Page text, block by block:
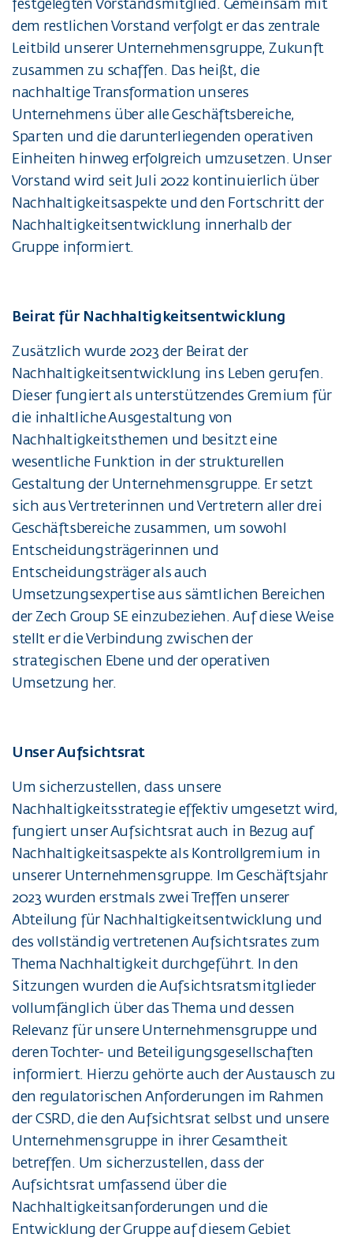
festgelegten Vorstandsmitglied. Gemeinsam mit
dem restlichen Vorstand verfolgt er das zentrale
Leitbild unserer Unternehmensgruppe, Zukunft
zusammen zu schaffen. Das heißt, die
nachhaltige Transformation unseres
Unternehmens über alle Geschäftsbereiche,
Sparten und die darunterliegenden operativen
Einheiten hinweg erfolgreich umzusetzen. Unser
Vorstand wird seit Juli 2022 kontinuierlich über
Nachhaltigkeitsaspekte und den Fortschritt der
Nachhaltigkeitsentwicklung innerhalb der
Gruppe informiert.
Beirat für Nachhaltigkeitsentwicklung
Zusätzlich wurde 2023 der Beirat der
Nachhaltigkeitsentwicklung ins Leben gerufen.
Dieser fungiert als unterstützendes Gremium für
die inhaltliche Ausgestaltung von
Nachhaltigkeitsthemen und besitzt eine
wesentliche Funktion in der strukturellen
Gestaltung der Unternehmensgruppe. Er setzt
sich aus Vertreterinnen und Vertretern aller drei
Geschäftsbereiche zusammen, um sowohl
Entscheidungsträgerinnen und
Entscheidungsträger als auch
Umsetzungsexpertise aus sämtlichen Bereichen
der Zech Group SE einzubeziehen. Auf diese Weise
stellt er die Verbindung zwischen der
strategischen Ebene und der operativen
Umsetzung her.
Unser Aufsichtsrat
Um sicherzustellen, dass unsere
Nachhaltigkeitsstrategie effektiv umgesetzt wird,
fungiert unser Aufsichtsrat auch in Bezug auf
Nachhaltigkeitsaspekte als Kontrollgremium in
unserer Unternehmensgruppe. Im Geschäftsjahr
2023 wurden erstmals zwei Treffen unserer
Abteilung für Nachhaltigkeitsentwicklung und
des vollständig vertretenen Aufsichtsrates zum
Thema Nachhaltigkeit durchgeführt. In den
Sitzungen wurden die Aufsichtsratsmitglieder
vollumfänglich über das Thema und dessen
Relevanz für unsere Unternehmensgruppe und
deren Tochter- und Beteiligungsgesellschaften
informiert. Hierzu gehörte auch der Austausch zu
den regulatorischen Anforderungen im Rahmen
der CSRD, die den Aufsichtsrat selbst und unsere
Unternehmensgruppe in ihrer Gesamtheit
betreffen. Um sicherzustellen, dass der
Aufsichtsrat umfassend über die
Nachhaltigkeitsanforderungen und die
Entwicklung der Gruppe auf diesem Gebiet